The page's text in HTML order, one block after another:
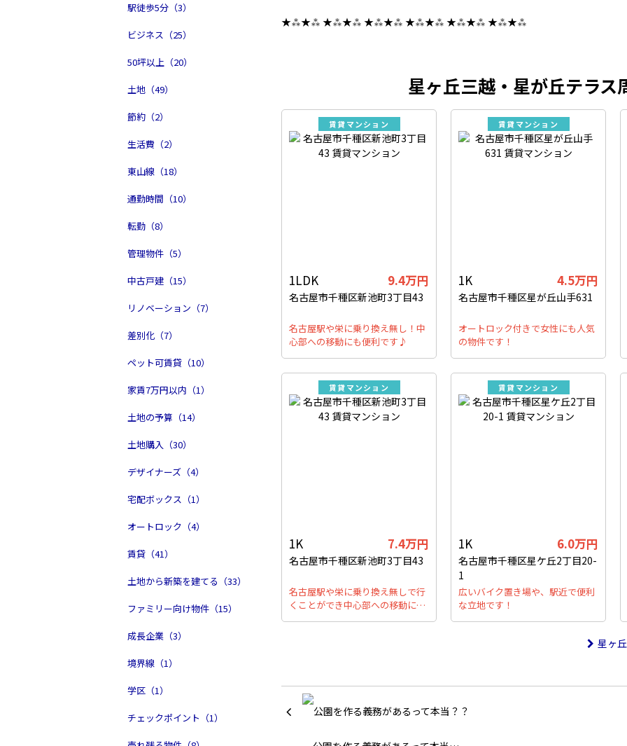
駅徒歩5分（3）
ビジネス（25）
50坪以上（20）
土地（49）
節約（2）
生活費（2）
東山線（18）
通勤時間（10）
転勤（8）
管理物件（5）
中古戸建（15）
リノベーション（7）
差別化（7）
ペット可賃貸（10）
家賃7万円以内（1）
土地の予算（14）
土地購入（30）
デザイナーズ（4）
宅配ボックス（1）
オートロック（4）
賃貸（41）
土地から新築を建てる（33）
ファミリー向け物件（15）
成長企業（3）
境界線（1）
学区（1）
チェックポイント（1）
★⁂★⁂ ★⁂★⁂ ★⁂★⁂ ★⁂★⁂ ★⁂★⁂ ★⁂★⁂
星ヶ丘三越・星が丘テラス
賃貸マンション
1LDK 9.4万円
名古屋市千種区新池町3丁目43
名古屋駅や栄に乗り換え無し！中
心部への移動にも便利です♪
賃貸マンション
1K 4.5万円
名古屋市千種区星が丘山手631
オートロック付きで女性にも人気
の物件です！
賃貸マンション
1K 7.4万円
名古屋市千種区新池町3丁目43
名古屋駅や栄に乗り換え無しで行
くことができ中心部への移動に…
賃貸マンション
1K 6.0万円
名古屋市千種区星ケ丘2丁目20-
1
広いバイク置き場や、駅近で便利
な立地です！
星ヶ